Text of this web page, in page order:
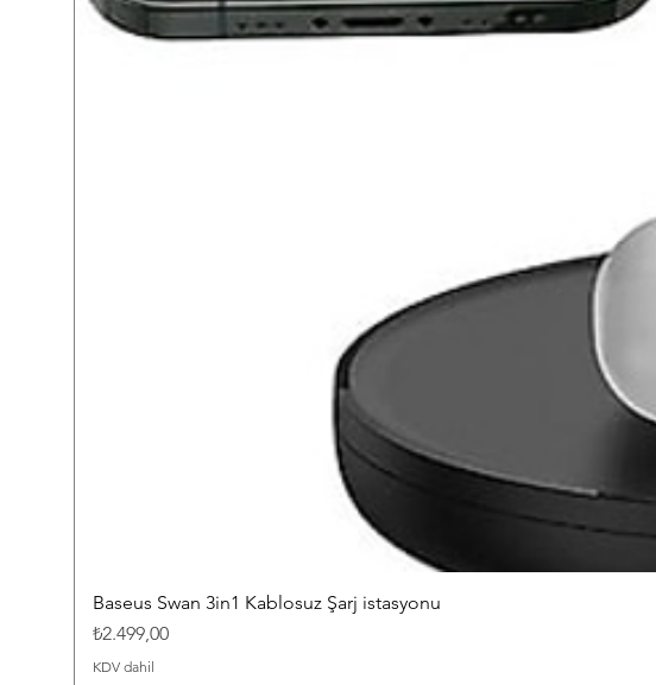
Baseus Swan 3in1 Kablosuz Şarj istasyonu
Fiyat
₺2.499,00
KDV dahil